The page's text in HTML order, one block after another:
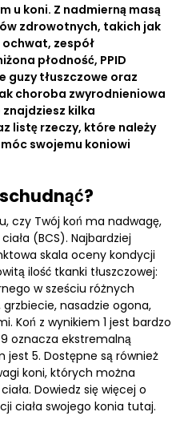
u koni. Z nadmierną masą
zdrowotnych, takich jak
zespół
płodność, PPID
guzy tłuszczowe oraz
choroba zwyrodnieniowa
kilka
listę rzeczy, które należy
swojemu koniowi
czy Twój koń ma nadwagę,
(BCS). Najbardziej
skala oceny kondycji
ilość tkanki tłuszczowej:
w sześciu różnych
grzbiecie, nasadzie ogona,
Koń z wynikiem 1 jest bardzo
oznacza ekstremalną
jest 5. Dostępne są również
koni, których można
Dowiedz się więcej o
ciała swojego konia tutaj.